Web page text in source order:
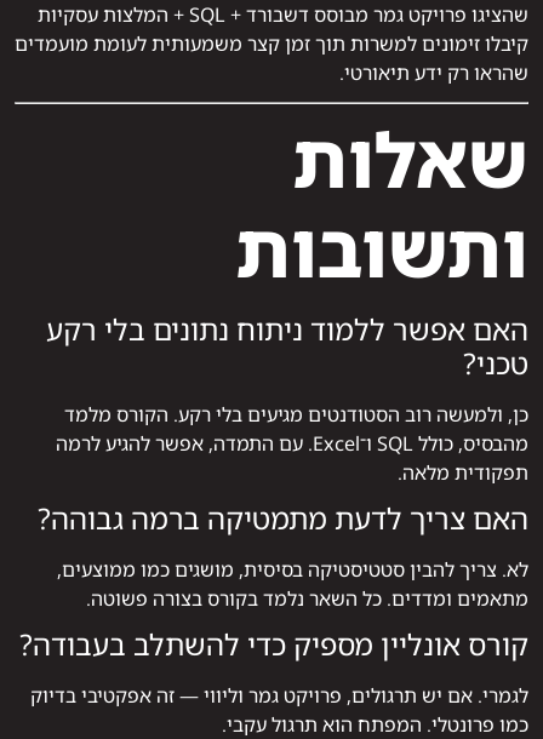
שהציגו פרויקט גמר מבוסס דשבורד + SQL + המלצות עסקיות
קיבלו זימונים למשרות תוך זמן קצר משמעותית לעומת מועמדים
שהראו רק ידע תיאורטי.
שאלות
ותשובות
האם אפשר ללמוד ניתוח נתונים בלי רקע
טכני?
כן, ולמעשה רוב הסטודנטים מגיעים בלי רקע. הקורס מלמד
מהבסיס, כולל SQL ו־Excel. עם התמדה, אפשר להגיע לרמה
תפקודית מלאה.
האם צריך לדעת מתמטיקה ברמה גבוהה?
לא. צריך להבין סטטיסטיקה בסיסית, מושגים כמו ממוצעים,
מתאמים ומדדים. כל השאר נלמד בקורס בצורה פשוטה.
קורס אונליין מספיק כדי להשתלב בעבודה?
לגמרי. אם יש תרגולים, פרויקט גמר וליווי — זה אפקטיבי בדיוק
כמו פרונטלי. המפתח הוא תרגול עקבי.